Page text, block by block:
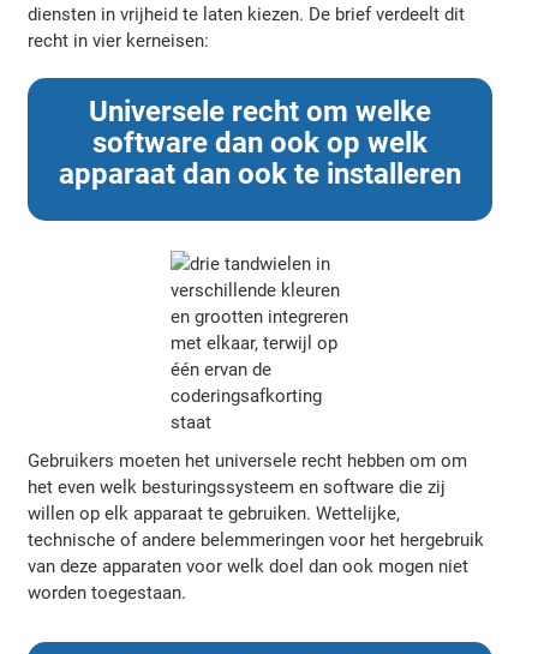
diensten in vrijheid te laten kiezen. De brief verdeelt dit
recht in vier kerneisen:
Universele recht om welke
software dan ook op welk
apparaat dan ook te installeren
Gebruikers moeten het universele recht hebben om om
het even welk besturingssysteem en software die zij
willen op elk apparaat te gebruiken. Wettelijke,
technische of andere belemmeringen voor het hergebruik
van deze apparaten voor welk doel dan ook mogen niet
worden toegestaan.